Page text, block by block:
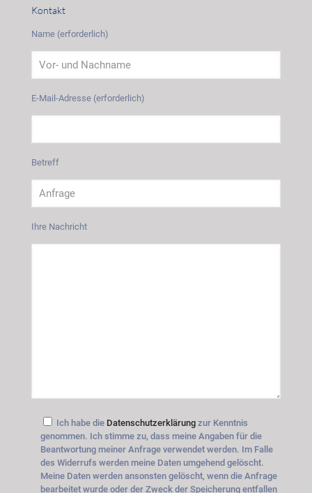
Kontakt
Name (erforderlich)
E-Mail-Adresse (erforderlich)
Betreff
Ihre Nachricht
Ich habe die Datenschutzerklärung zur Kenntnis
genommen. Ich stimme zu, dass meine Angaben für die
Beantwortung meiner Anfrage verwendet werden. Im Falle
des Widerrufs werden meine Daten umgehend gelöscht.
Meine Daten werden ansonsten gelöscht, wenn die Anfrage
bearbeitet wurde oder der Zweck der Speicherung entfallen